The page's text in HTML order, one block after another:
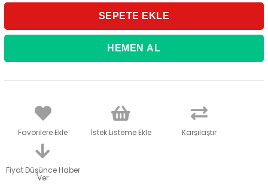
Favorilere Ekle İstek Listeme Ekle Karşılaştır
Fiyat Düşünce Haber
Ver